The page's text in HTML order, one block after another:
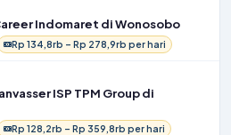
Indomaret di Wonosobo
Rp 134,8rb – Rp 278,9rb per hari
ISP TPM Group di
Rp 128,2rb – Rp 359,8rb per hari